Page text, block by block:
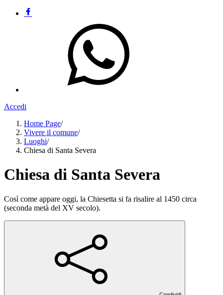
Accedi
Home Page/
Vivere il comune/
Luoghi/
Chiesa di Santa Severa
Chiesa di Santa Severa
Così come appare oggi, la Chiesetta si fa risalire al 1450 circa
(seconda metà del XV secolo).